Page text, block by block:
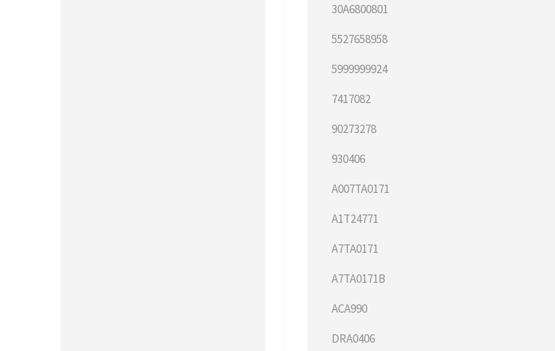
30A6800801
5527658958
5999999924
7417082
90273278
930406
A007TA0171
A1T24771
A7TA0171
A7TA0171B
ACA990
DRA0406